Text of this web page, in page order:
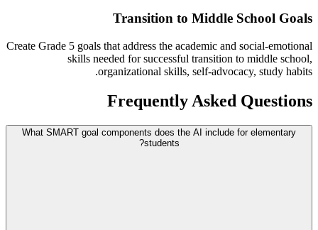
Transition to Middle School Goals
Create Grade 5 goals that address the academic and social-emotional
skills needed for successful transition to middle school,
organizational skills, self-advocacy, study habits.
Frequently Asked Questions
What SMART goal components does the AI include for elementary
students?